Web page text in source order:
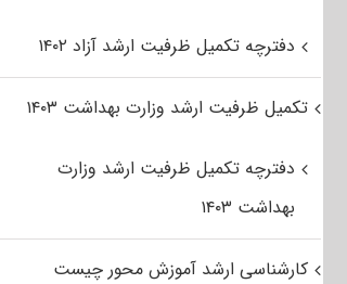
دفترچه تکمیل ظرفیت ارشد آزاد ۱۴۰۲
تکمیل ظرفیت ارشد وزارت بهداشت ۱۴۰۳
دفترچه تکمیل ظرفیت ارشد وزارت
بهداشت ۱۴۰۳
کارشناسی ارشد آموزش محور چیست